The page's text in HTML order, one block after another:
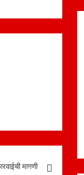
मागणी